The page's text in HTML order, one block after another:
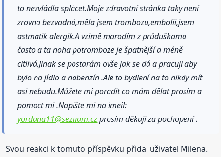
to nezvládla splácet.Moje zdravotní stránka taky není
zrovna bezvadná,měla jsem trombozu,embolii,jsem
astmatik alergik.A vzimě marodím z průduškama
často a ta noha potromboze je špatnější a méně
citlivá.Jinak se postarám ovše jak se dá a pracuji aby
bylo na jídlo a nabenzín .Ale to bydlení na to nikdy mít
asi nebudu.Můžete mi poradit co mám dělat prosím a
pomoct mi .Napište mi na imeil:
yordana11@seznam.czprosím děkuji za pochopení .
Svou reakci k tomuto příspěvku přidal uživatel Milena.